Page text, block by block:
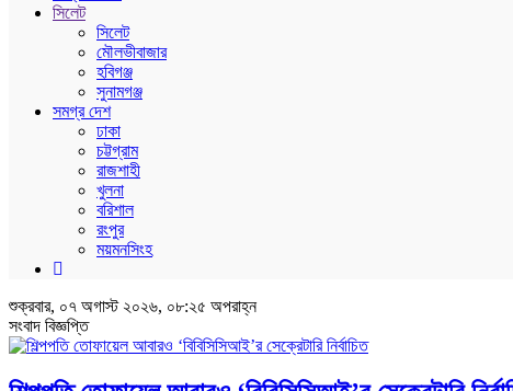
সিলেট
সিলেট
মৌলভীবাজার
হবিগঞ্জ
সুনামগঞ্জ
সমগ্র দেশ
ঢাকা
চট্টগ্রাম
রাজশাহী
খুলনা
বরিশাল
রংপুর
ময়মনসিংহ
শুক্রবার, ০৭ অগাস্ট ২০২৬, ০৮:২৫ অপরাহ্ন
সংবাদ বিজ্ঞপ্তি